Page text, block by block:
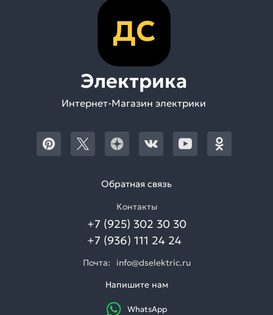
ДС
Электрика
Интернет-Магазин электрики
Обратная связь
Контакты
+7 (925) 302 30 30
+7 (936) 111 24 24
Почта:
info@dselektric.ru
Напишите нам
WhatsApp